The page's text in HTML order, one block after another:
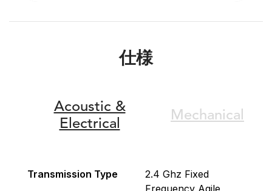
仕様
Acoustic &
Electrical
Mechanical
Transmission Type
2.4 Ghz Fixed
Frequency Agile